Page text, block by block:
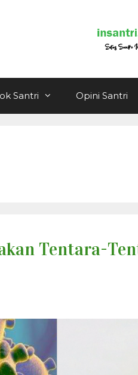
Santri Opini Santri
Tentara-